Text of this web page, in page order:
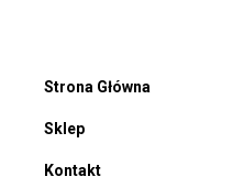
Strona Główna
Sklep
Kontakt